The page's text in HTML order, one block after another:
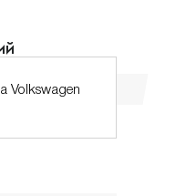
Volkswagen